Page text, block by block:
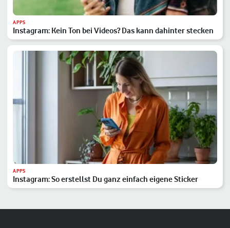
APPS
Instagram: Kein Ton bei Videos? Das kann dahinter stecken
APPS
Instagram: So erstellst Du ganz einfach eigene Sticker